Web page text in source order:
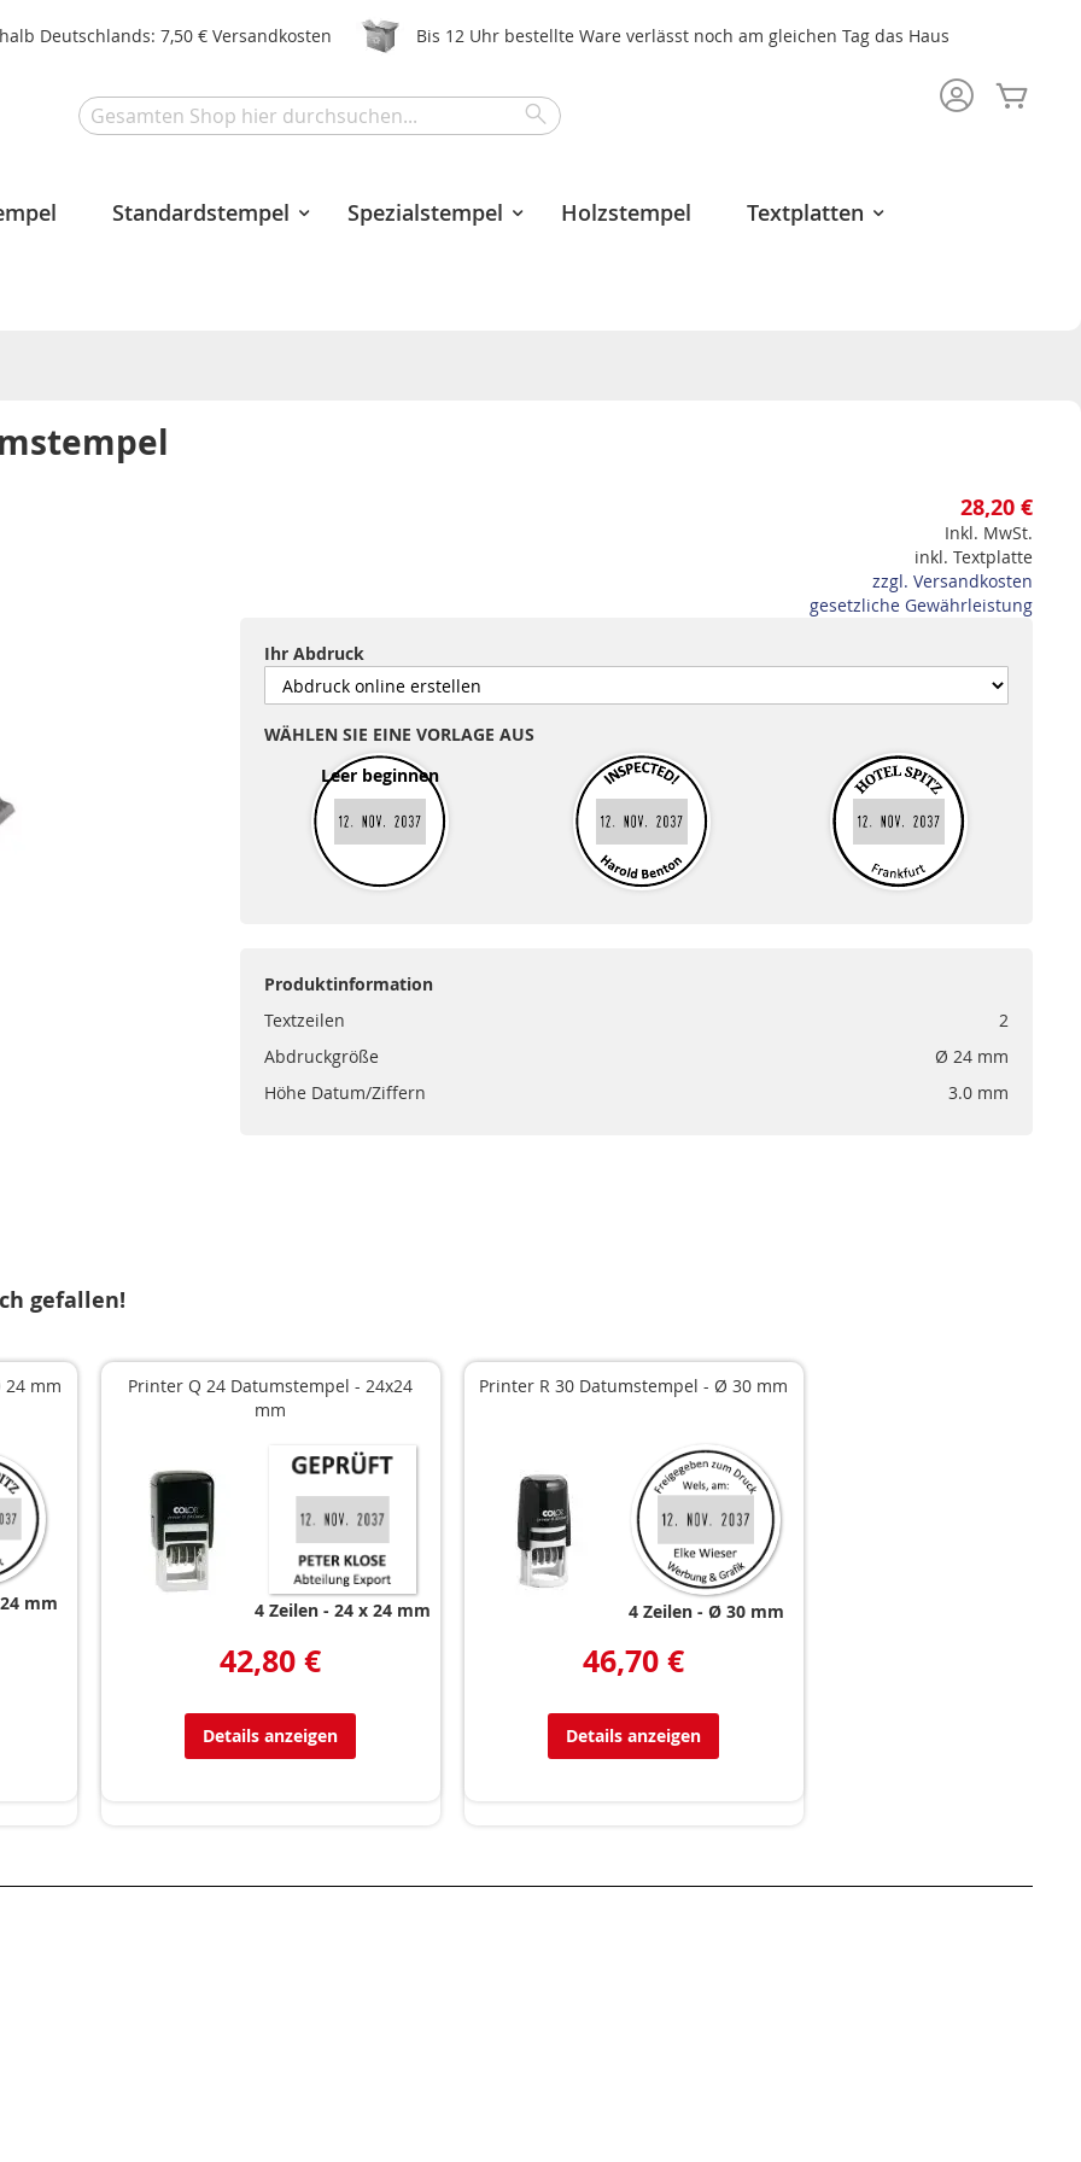
Deutschlands: 7,50 € Versandkosten Bis 12 Uhr bestellte Ware verlässt noch am gleichen Tag das Haus
Search
Standardstempel Spezialstempel Holzstempel Textplatten
28,20 €
Inkl. MwSt.
inkl. Textplatte
zzgl. Versandkosten
gesetzliche Gewährleistung
Ihr Abdruck
WÄHLEN SIE EINE VORLAGE AUS
Leer beginnen
Produktinformation
Textzeilen
2
Abdruckgröße
Ø 24 mm
Höhe Datum/Ziffern
3.0 mm
gefallen!
mm
mm
Printer Q 24 Datumstempel - 24x24
mm
4 Zeilen 24 x 24 mm
42,80 €
Details anzeigen
Printer R 30 Datumstempel - Ø 30 mm
4 Zeilen Ø 30 mm
46,70 €
Details anzeigen